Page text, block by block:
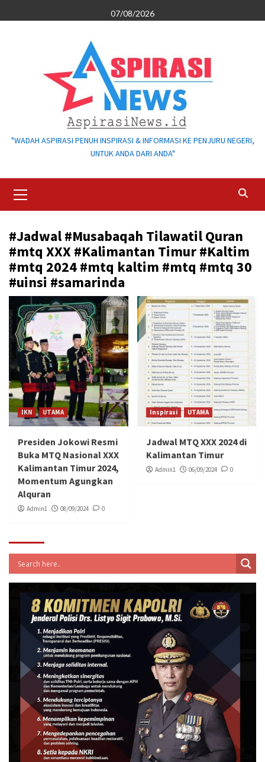
to
07/08/2026
"WADAH ASPIRASI PENUH INSPIRASI & INFORMASI KE PENJURU NEGERI,
UNTUK ANDA DARI ANDA"
Menu
#Jadwal #Musabaqah Tilawatil Quran
#mtq XXX #Kalimantan Timur #Kaltim
#mtq 2024 #mtq kaltim #mtq #mtq 30
#uinsi #samarinda
IKN UTAMA
Presiden Jokowi Resmi
Buka MTQ Nasional XXX
Kalimantan Timur 2024,
Momentum Agungkan
Alquran
Admin1 08/09/2024 0
Inspirasi UTAMA
Jadwal MTQ XXX 2024 di
Kalimantan Timur
Admin1 06/09/2024 0